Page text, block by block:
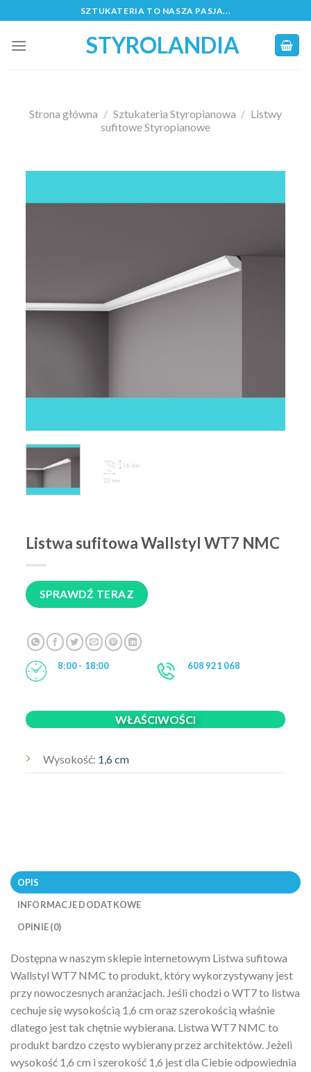
to
content
SZTUKATERIA TO NASZA PASJA...
STYROLANDIA
Strona główna / Sztukateria Styropianowa / Listwy
sufitowe Styropianowe
Listwa sufitowa Wallstyl WT7 NMC
SPRAWDŹ TERAZ
8:00 - 18:00 608 921 068
WŁAŚCIWOŚCI
Wysokość: 1,6 cm
OPIS
INFORMACJE DODATKOWE
OPINIE (0)
Dostępna w naszym sklepie internetowym Listwa sufitowa
Wallstyl WT7 NMC to produkt, który wykorzystywany jest
przy nowoczesnych aranżacjach. Jeśli chodzi o WT7 to listwa
cechuje się wysokością 1,6 cm oraz szerokością właśnie
dlatego jest tak chętnie wybierana. Listwa WT7 NMC to
produkt bardzo często wybierany przez architektów. Jeżeli
wysokość 1,6 cm i szerokość 1,6 jest dla Ciebie odpowiednia